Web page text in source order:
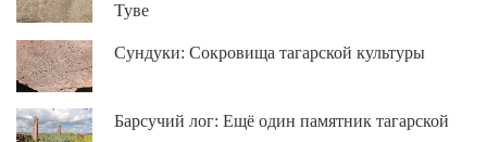
Туве
Сундуки: Сокровища тагарской культуры
Барсучий лог: Ещё один памятник тагарской